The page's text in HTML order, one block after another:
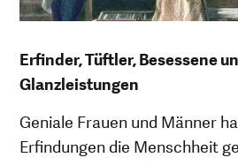
Erfinder, Tüftler, Besessene
Glanzleistungen
Geniale Frauen und Männer
Erfindungen die Menschheit